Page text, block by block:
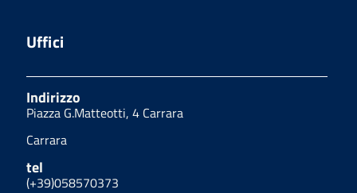
Uffici
Indirizzo
Piazza G.Matteotti, 4 Carrara
Carrara
tel
(+39)058570373